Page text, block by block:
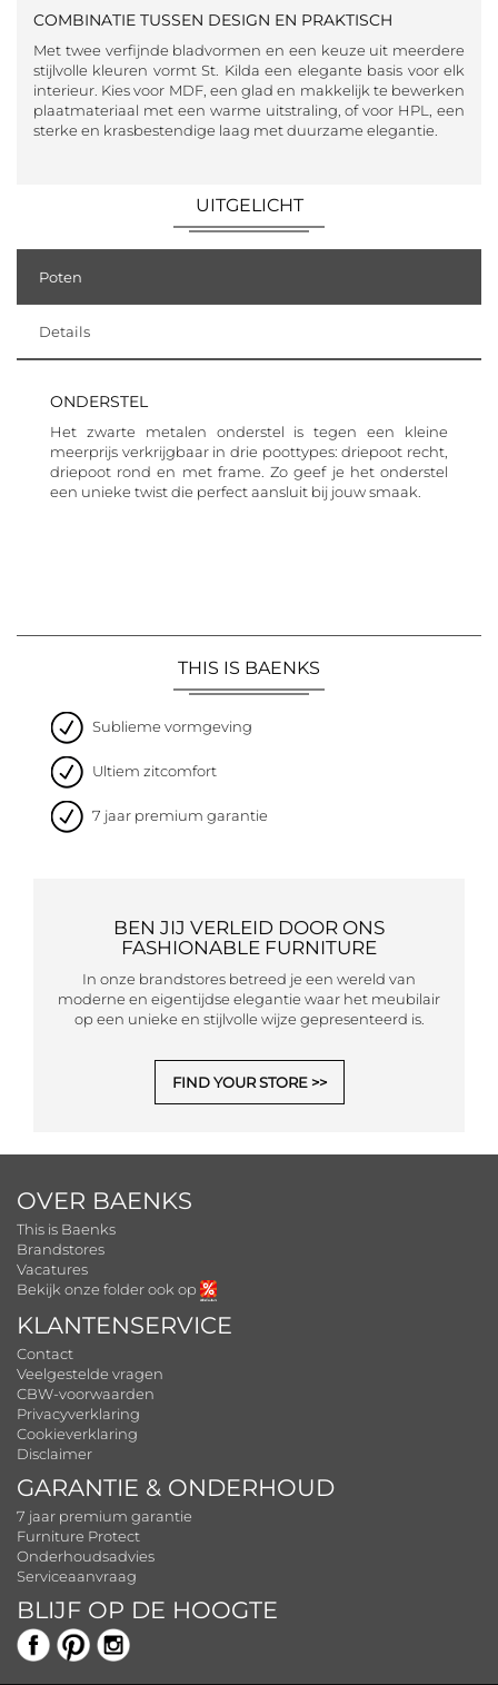
COMBINATIE TUSSEN DESIGN EN PRAKTISCH
Met twee verfijnde bladvormen en een keuze uit meerdere
stijlvolle kleuren vormt St. Kilda een elegante basis voor elk
interieur. Kies voor MDF, een glad en makkelijk te bewerken
plaatmateriaal met een warme uitstraling, of voor HPL, een
sterke en krasbestendige laag met duurzame elegantie.
UITGELICHT
Poten
Details
ONDERSTEL
Het zwarte metalen onderstel is tegen een kleine
meerprijs verkrijgbaar in drie poottypes: driepoot recht,
driepoot rond en met frame. Zo geef je het onderstel
een unieke twist die perfect aansluit bij jouw smaak.
THIS IS BAENKS
Sublieme vormgeving
Ultiem zitcomfort
7 jaar premium garantie
BEN JIJ VERLEID DOOR ONS
FASHIONABLE FURNITURE
In onze brandstores betreed je een wereld van
moderne en eigentijdse elegantie waar het meubilair
op een unieke en stijlvolle wijze gepresenteerd is.
FIND YOUR STORE
OVER BAENKS
This is Baenks
Brandstores
Vacatures
Bekijk onze folder ook op
KLANTENSERVICE
Contact
Veelgestelde vragen
CBW-voorwaarden
Privacyverklaring
Cookieverklaring
Disclaimer
GARANTIE & ONDERHOUD
7 jaar premium garantie
Furniture Protect
Onderhoudsadvies
Serviceaanvraag
BLIJF OP DE HOOGTE